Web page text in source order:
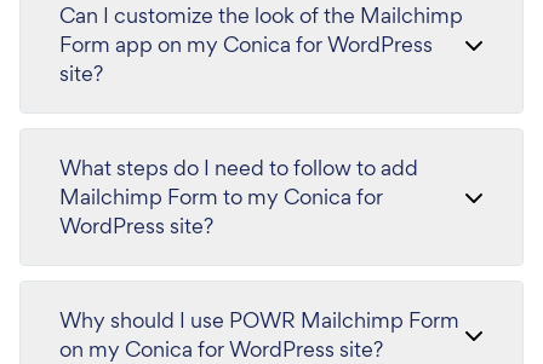
Can I customize the look of the Mailchimp
Form app on my Conica for WordPress
site?
What steps do I need to follow to add
Mailchimp Form to my Conica for
WordPress site?
Why should I use POWR Mailchimp Form
on my Conica for WordPress site?